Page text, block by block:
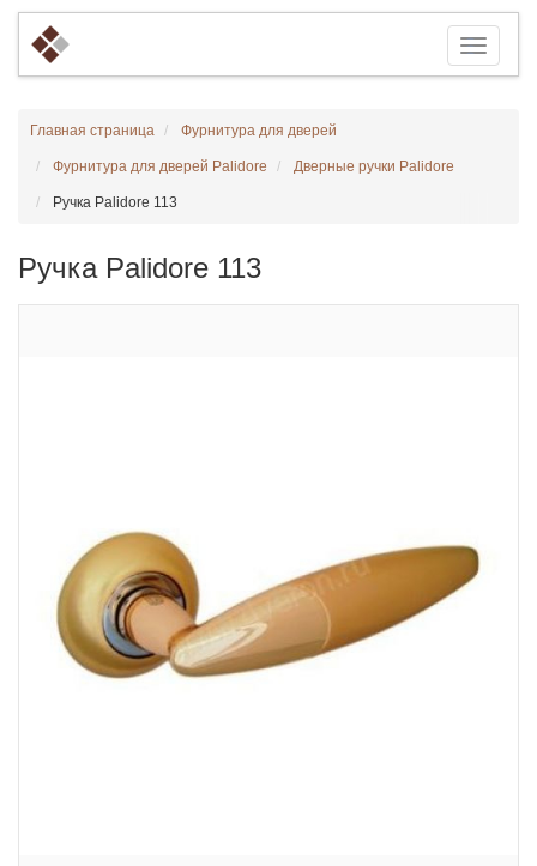
Главная страница Фурнитура для дверей
Фурнитура для дверей Palidore Дверные ручки Palidore
Ручка Palidore 113
Ручка Palidore 113